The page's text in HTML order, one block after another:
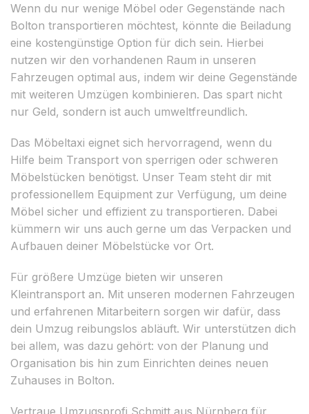
Wenn du nur wenige Möbel oder Gegenstände nach
Bolton transportieren möchtest, könnte die Beiladung
eine kostengünstige Option für dich sein. Hierbei
nutzen wir den vorhandenen Raum in unseren
Fahrzeugen optimal aus, indem wir deine Gegenstände
mit weiteren Umzügen kombinieren. Das spart nicht
nur Geld, sondern ist auch umweltfreundlich.
Das Möbeltaxi eignet sich hervorragend, wenn du
Hilfe beim Transport von sperrigen oder schweren
Möbelstücken benötigst. Unser Team steht dir mit
professionellem Equipment zur Verfügung, um deine
Möbel sicher und effizient zu transportieren. Dabei
kümmern wir uns auch gerne um das Verpacken und
Aufbauen deiner Möbelstücke vor Ort.
Für größere Umzüge bieten wir unseren
Kleintransport an. Mit unseren modernen Fahrzeugen
und erfahrenen Mitarbeitern sorgen wir dafür, dass
dein Umzug reibungslos abläuft. Wir unterstützen dich
bei allem, was dazu gehört: von der Planung und
Organisation bis hin zum Einrichten deines neuen
Zuhauses in Bolton.
Vertraue Umzugsprofi Schmitt aus Nürnberg für